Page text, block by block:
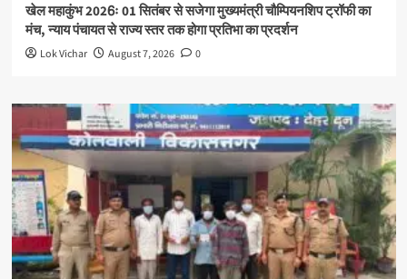
खेल महाकुंभ 2026ः 01 सितंबर से सजेगा मुख्यमंत्री चौम्पियनशिप ट्रॉफी का
मंच, न्याय पंचायत से राज्य स्तर तक होगा प्रतिभा का प्रदर्शन
Lok Vichar August 7, 2026 0